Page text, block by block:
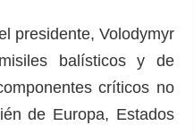
presidente, Volodymyr
balísticos y de
críticos no
de Europa, Estados